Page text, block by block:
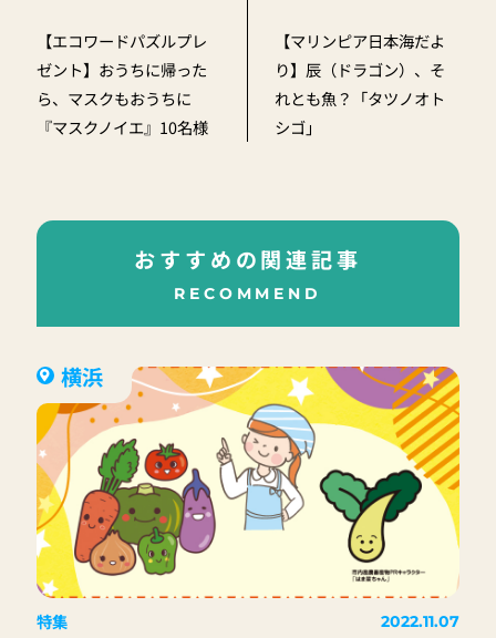
【エコワードパズルプレ
ゼント】おうちに帰った
ら、マスクもおうちに
『マスクノイエ』10名様
【マリンピア日本海だよ
り】辰（ドラゴン）、そ
れとも魚？「タツノオト
シゴ」
おすすめの関連記事
RECOMMEND
横浜
特集 2022.11.07